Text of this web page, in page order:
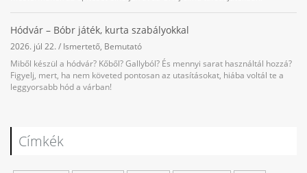
Hódvár – Bóbr játék, kurta szabályokkal
2026. júl 22. / Ismertető Bemutató
Miből készül a hódvár? Kőből? Gallyból? És mennyi sarat használtál hozzá?
Figyelj, mert, ha nem követed pontosan az utasításokat, hiába voltál te a
leggyorsabb hód a várban!
Címkék